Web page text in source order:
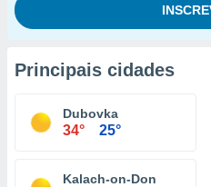
Principais cidades
Dubovka
34° 25°
Kalach-on-Don